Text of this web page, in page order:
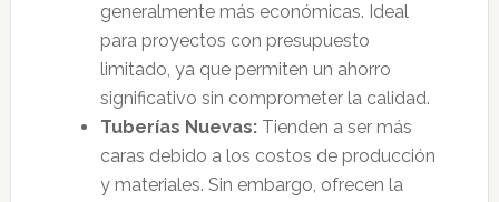
generalmente más económicas. Ideal
para proyectos con presupuesto
limitado, ya que permiten un ahorro
significativo sin comprometer la calidad.
Tuberías Nuevas:Tienden a ser más
caras debido a los costos de producción
y materiales. Sin embargo, ofrecen la